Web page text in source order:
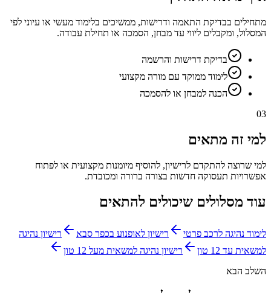
מתחילים בבדיקת התאמה ודרישות, ממשיכים בלימוד מעשי או עיוני לפי
המסלול, ומקבלים ליווי עד מבחן, הסמכה או תחילת עבודה.
בדיקת דרישות והרשמה
לימוד ממוקד עם מורה מקצועי
הכנה למבחן או להסמכה
03
למי זה מתאים
למי שרוצה להתקדם לרישיון, להוסיף מיומנות מקצועית או לפתוח
אפשרויות תעסוקה חדשות בצורה ברורה ומכובדת.
עוד מסלולים שיכולים להתאים
לימוד נהיגה לרכב פרטי רישיון לאופנוע בכפר סבא
רישיון נהיגה
למשאית עד 12 טון
רישיון נהיגה למשאית מעל 12 טון
השלב הבא